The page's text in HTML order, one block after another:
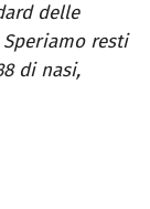
delle
resti
di nasi,